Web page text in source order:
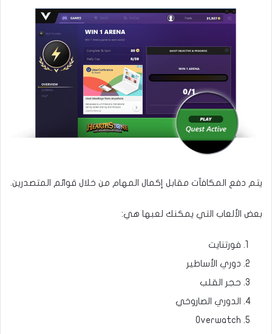
يتم دفع المكافآت مقابل إكمال المهام من خلال قوائم المتصدرين.
بعض الألعاب التي يمكنك لعبها هي:
فورتنايت
دوري الأساطير
حجر القلب
الدوري الصاروخي
Overwatch